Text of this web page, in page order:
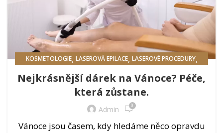
KOSMETOLOGIE, LASEROVÁ EPILACE, LASEROVÉ PROCEDURY,
Nejkrásnější dárek na Vánoce? Péče,
která zůstane.
Admin 0
Vánoce jsou časem, kdy hledáme něco opravdu